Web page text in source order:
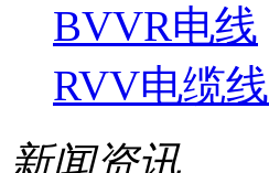
BVVR电线
RVV电缆线
新闻资讯